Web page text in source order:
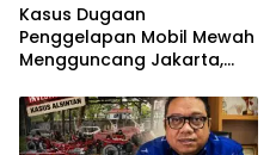
Kasus Dugaan
Penggelapan Mobil Mewah
Mengguncang Jakarta,
Hukum di Polda Metro Jaya